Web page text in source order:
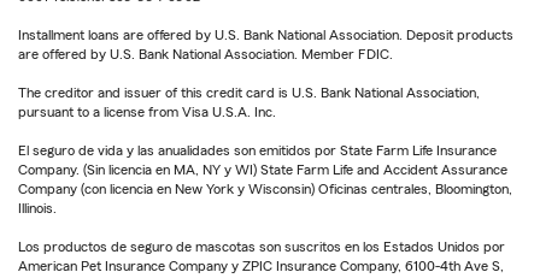
Installment loans are offered by U.S. Bank National Association. Deposit products
are offered by U.S. Bank National Association. Member FDIC.
The creditor and issuer of this credit card is U.S. Bank National Association,
pursuant to a license from Visa U.S.A. Inc.
El seguro de vida y las anualidades son emitidos por State Farm Life Insurance
Company. (Sin licencia en MA, NY y WI) State Farm Life and Accident Assurance
Company (con licencia en New York y Wisconsin) Oficinas centrales, Bloomington,
Illinois.
Los productos de seguro de mascotas son suscritos en los Estados Unidos por
American Pet Insurance Company y ZPIC Insurance Company, 6100-4th Ave S,